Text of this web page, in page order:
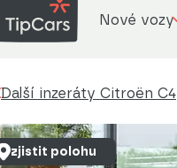
Nové vozy
Další inzeráty Citroën C4
zjistit polohu